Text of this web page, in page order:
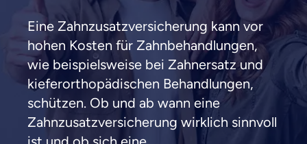
Eine Zahnzusatzversicherung kann vor
hohen Kosten für Zahnbehandlungen,
wie beispielsweise bei Zahnersatz und
kieferorthopädischen Behandlungen,
schützen. Ob und ab wann eine
Zahnzusatzversicherung wirklich sinnvoll